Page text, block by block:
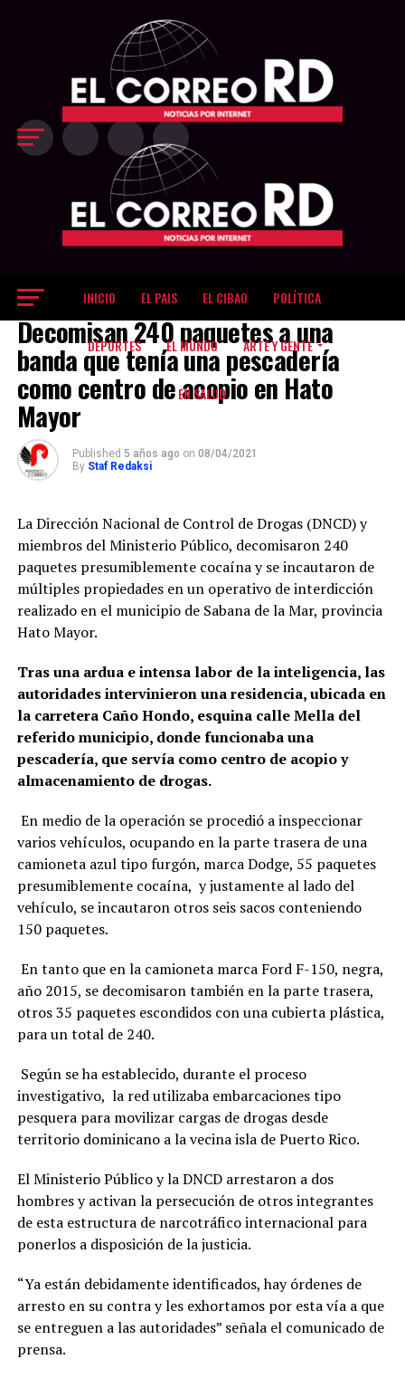
INICIO EL PAIS EL CIBAO POLÍTICA
DEPORTES EL MUNDO ARTE Y GENTE
EN SALUD
EL PAIS
Decomisan 240 paquetes a una
banda que tenía una pescadería
como centro de acopio en Hato
Mayor
Published 5 años ago on 08/04/2021
By Staf Redaksi
La Dirección Nacional de Control de Drogas (DNCD) y
miembros del Ministerio Público, decomisaron 240
paquetes presumiblemente cocaína y se incautaron de
múltiples propiedades en un operativo de interdicción
realizado en el municipio de Sabana de la Mar, provincia
Hato Mayor.
Tras una ardua e intensa labor de la inteligencia, las
autoridades intervinieron una residencia, ubicada en
la carretera Caño Hondo, esquina calle Mella del
referido municipio, donde funcionaba una
pescadería, que servía como centro de acopio y
almacenamiento de drogas.
En medio de la operación se procedió a inspeccionar
varios vehículos, ocupando en la parte trasera de una
camioneta azul tipo furgón, marca Dodge, 55 paquetes
presumiblemente cocaína, y justamente al lado del
vehículo, se incautaron otros seis sacos conteniendo
150 paquetes.
En tanto que en la camioneta marca Ford F-150, negra,
año 2015, se decomisaron también en la parte trasera,
otros 35 paquetes escondidos con una cubierta plástica,
para un total de 240.
Según se ha establecido, durante el proceso
investigativo, la red utilizaba embarcaciones tipo
pesquera para movilizar cargas de drogas desde
territorio dominicano a la vecina isla de Puerto Rico.
El Ministerio Público y la DNCD arrestaron a dos
hombres y activan la persecución de otros integrantes
de esta estructura de narcotráfico internacional para
ponerlos a disposición de la justicia.
“Ya están debidamente identificados, hay órdenes de
arresto en su contra y les exhortamos por esta vía a que
se entreguen a las autoridades” señala el comunicado de
prensa.
Exit mobile version